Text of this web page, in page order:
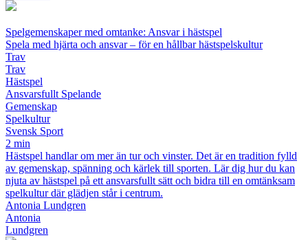
Spelgemenskaper med omtanke: Ansvar i hästspel
Spela med hjärta och ansvar – för en hållbar hästspelskultur
Trav
Trav
Hästspel
Ansvarsfullt Spelande
Gemenskap
Spelkultur
Svensk Sport
2 min
Hästspel handlar om mer än tur och vinster. Det är en tradition fylld
av gemenskap, spänning och kärlek till sporten. Lär dig hur du kan
njuta av hästspel på ett ansvarsfullt sätt och bidra till en omtänksam
spelkultur där glädjen står i centrum.
Antonia Lundgren
Antonia
Lundgren